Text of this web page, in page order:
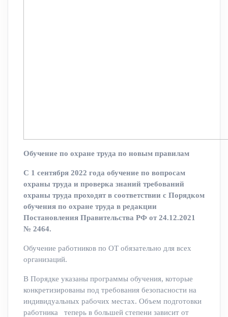
Обучение по охране труда по новым правилам
С 1 сентября 2022 года обучение по вопросам
охраны труда и проверка знаний требований
охраны труда проходят в соответствии с Порядком
обучения по охране труда в редакции
Постановления Правительства РФ от 24.12.2021
№ 2464.
Обучение работников по ОТ обязательно для всех
организаций.
В Порядке указаны программы обучения, которые
конкретизированы под требования безопасности на
индивидуальных рабочих местах. Объем подготовки
работника теперь в большей степени зависит от